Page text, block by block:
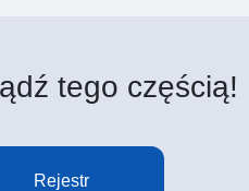
tego częścią!
Rejestr